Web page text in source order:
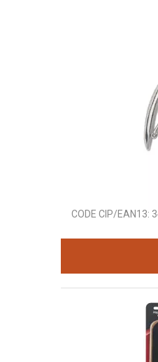
CODE CIP/EAN13: